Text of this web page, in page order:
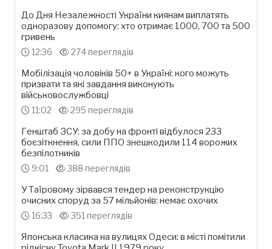
До Дня Незалежності України киянам виплатять
одноразову допомогу: хто отримає 1000, 700 та 500
гривень
12:36 274 переглядів
Мобілізація чоловіків 50+ в Україні: кого можуть
призвати та які завдання виконують
військовослужбовці
11:02 295 переглядів
Генштаб ЗСУ: за добу на фронті відбулося 233
боєзіткнення, сили ППО знешкодили 114 ворожих
безпілотників
9:01 388 переглядів
У Таїровому зірвався тендер на реконструкцію
очисних споруд за 57 мільйонів: немає охочих
16:33 351 переглядів
Японська класика на вулицях Одеси: в місті помітили